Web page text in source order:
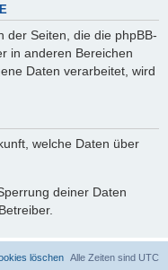
der Seiten, die die phpBB-
in anderen Bereichen
Daten verarbeitet, wird
welche Daten über
deiner Daten
Alle Zeiten sind UTC
löschen